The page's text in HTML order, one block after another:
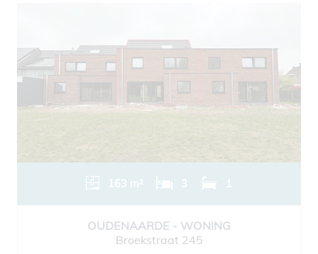
163 m² 3 1
OUDENAARDE - WONING
Broekstraat 245